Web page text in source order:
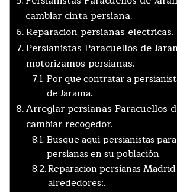
cambiar cinta persiana.
Reparacion persianas electricas.
Persianistas Paracuellos de
motorizamos persianas.
Por que contratar a
de Jarama.
Arreglar persianas Paracuellos
cambiar recogedor.
Busque aquí persianistas
persianas en su población.
Reparacion persianas
alrededores:.